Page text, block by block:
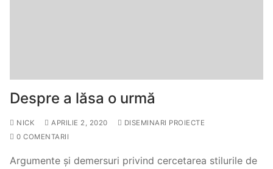
Despre a lăsa o urmă
NICK APRILIE 2, 2020
DISEMINARI PROIECTE
0 COMENTARII
Argumente și demersuri privind cercetarea stilurile de